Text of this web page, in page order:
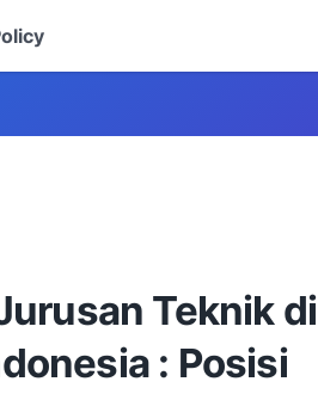
Teknik di
: Posisi